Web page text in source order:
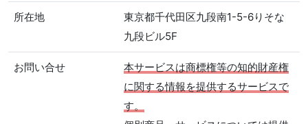
所在地
東京都千代田区九段南1-5-6りそな
九段ビル5F
お問い合せ
本サービスは商標権等の知的財産権
に関する情報を提供するサービスで
す。